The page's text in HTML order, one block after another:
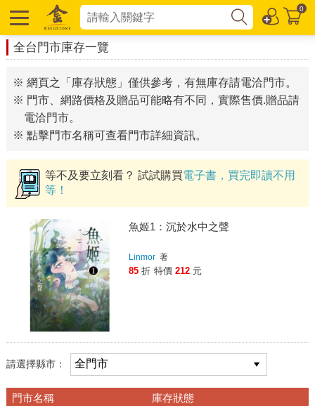
0
全台門市庫存一覽
※ 網頁之「庫存狀態」僅供參考，有無庫存請電洽門市。
※ 門市、網路價格及贈品可能略有不同，實際售價.贈品請
電洽門市。
※ 點擊門市名稱可查看門市詳細資訊。
等不及要立刻看？ 試試購買電子書，買完即讀不用
等！
魚姬1：沉於水中之聲
Linmor 著
85 折 特價 212 元
請選擇縣市：
門市名稱 庫存狀態